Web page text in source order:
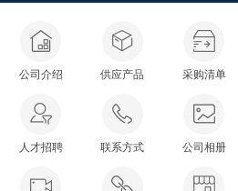
公司介绍 供应产品 采购清单
人才招聘 联系方式 公司相册